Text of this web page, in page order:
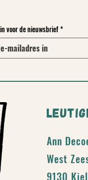
voor de nieuwsbrief*
Ann
West
9130